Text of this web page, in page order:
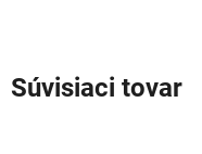
Súvisiaci tovar